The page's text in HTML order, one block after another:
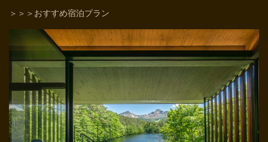
＞＞＞おすすめ宿泊プラン